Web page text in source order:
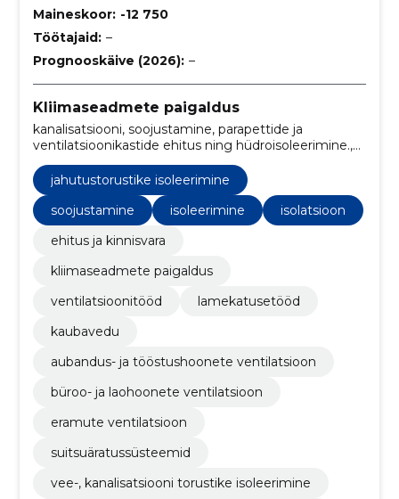
Maineskoor: -12 750
Töötajaid: –
Prognooskäive (2026): –
Kliimaseadmete paigaldus
kanalisatsiooni, soojustamine, parapettide ja
ventilatsioonikastide ehitus ning hüdroisoleerimine.,
isoleerimine, ehitus renoveerimine, torustike
isoleerimine, isolatsioon
jahutustorustike isoleerimine
soojustamine
isoleerimine
isolatsioon
ehitus ja kinnisvara
kliimaseadmete paigaldus
ventilatsioonitööd
lamekatusetööd
kaubavedu
aubandus- ja tööstushoonete ventilatsioon
büroo- ja laohoonete ventilatsioon
eramute ventilatsioon
suitsuäratussüsteemid
vee-, kanalisatsiooni torustike isoleerimine